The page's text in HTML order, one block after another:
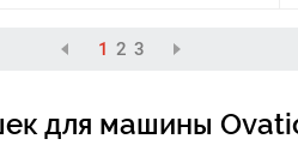
1 2 3
для машины